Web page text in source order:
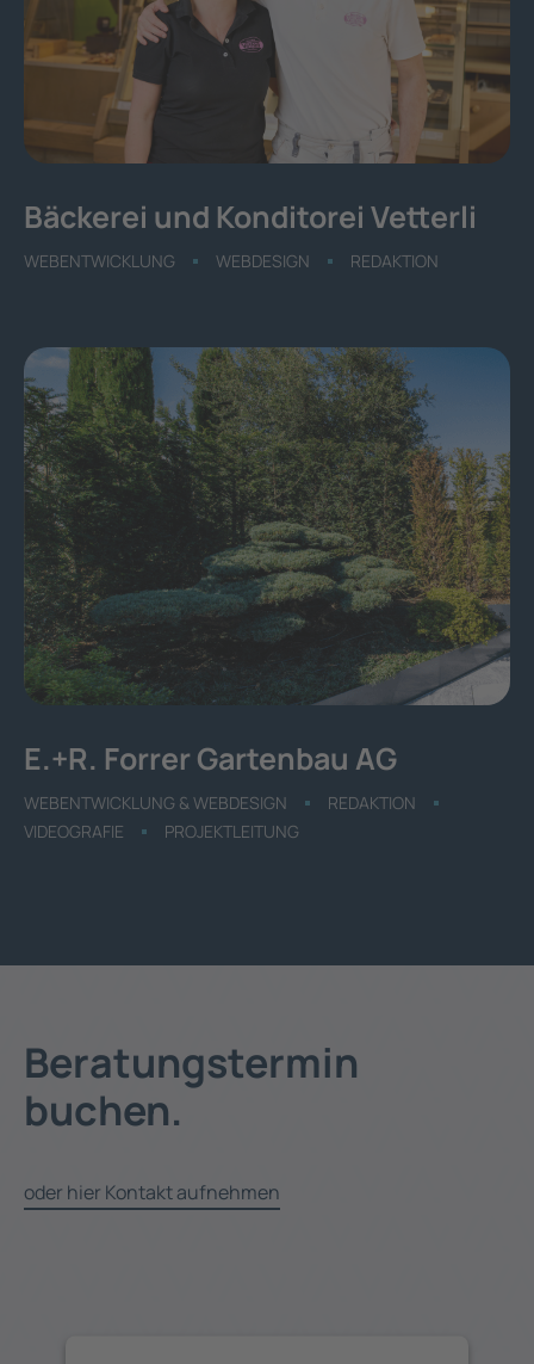
Bäckerei und Konditorei Vetterli
WEBENTWICKLUNG WEBDESIGN REDAKTION
E.+R. Forrer Gartenbau AG
WEBENTWICKLUNG & WEBDESIGN
REDAKTION
VIDEOGRAFIE
PROJEKTLEITUNG
Beratungstermin
buchen.
oder hier Kontakt aufnehmen